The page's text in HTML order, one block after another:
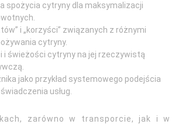
spożycia cytryny dla maksymalizacji
i „korzyści” związanych z różnymi
cytryny.
i świeżości cytryny na jej rzeczywistą
jako przykład systemowego podejścia
usług.
zarówno w transporcie, jak i w